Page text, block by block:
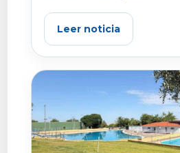
Leer noticia